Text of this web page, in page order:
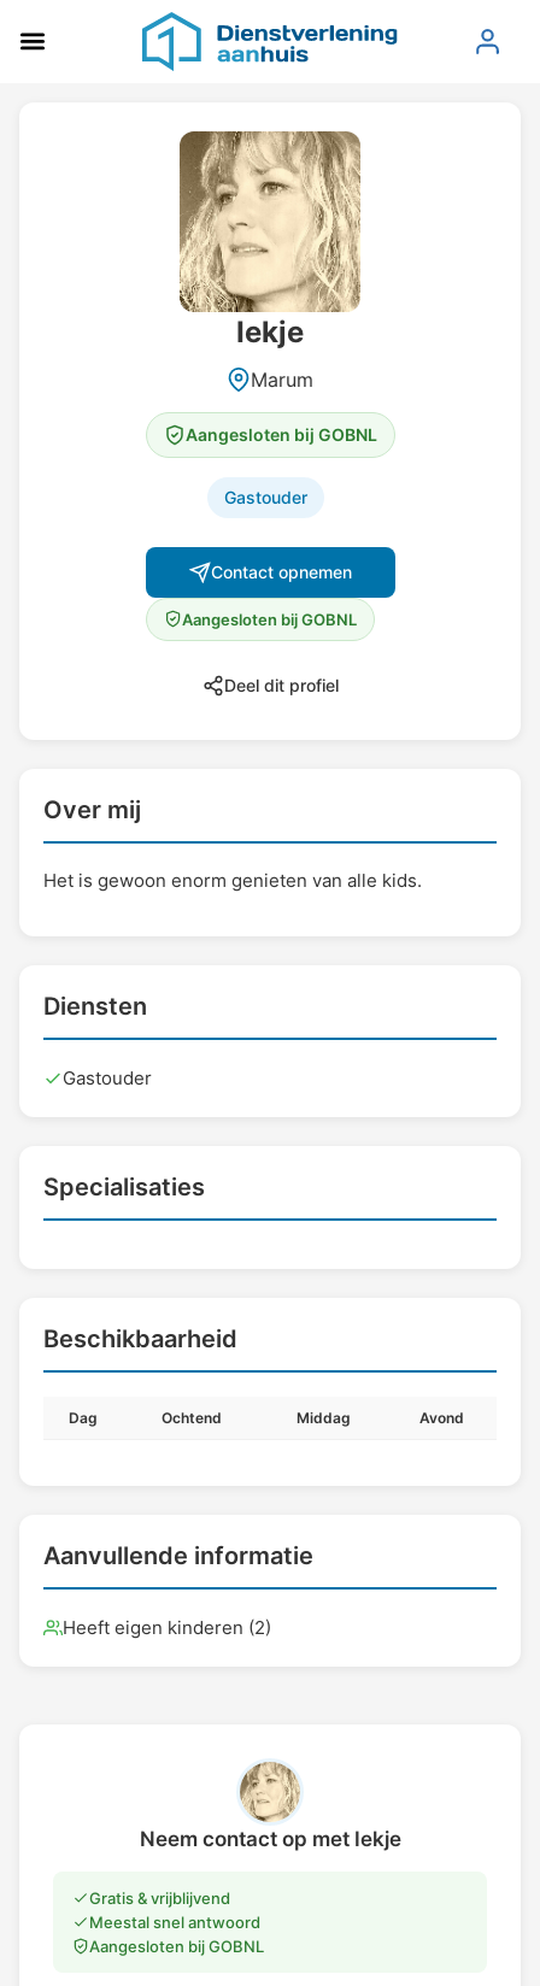
Iekje
Marum
Aangesloten bij GOBNL
Gastouder
Contact opnemen
Aangesloten bij GOBNL
Deel dit profiel
Over mij
Het is gewoon enorm genieten van alle kids.
Diensten
Gastouder
Specialisaties
Beschikbaarheid
Dag Ochtend Middag Avond
Aanvullende informatie
Heeft eigen kinderen (2)
Neem contact op met Iekje
Gratis & vrijblijvend
Meestal snel antwoord
Aangesloten bij GOBNL